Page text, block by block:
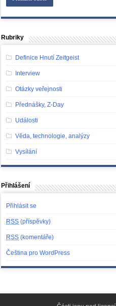
Rubriky
Definice Hnutí Zeitgeist
Interview
Otázky veřejnosti
Přednášky, Z-Day
Události
Věda, technologie, analýzy
Vysílání
Přihlášení
Přihlásit se
RSS (příspěvky)
RSS (komentáře)
Čeština pro WordPress